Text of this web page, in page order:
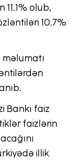
olub,
10.7%
Bankı faiz
faizlərin
illik